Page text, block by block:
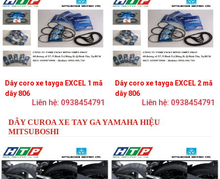
Dây coro xe tayga EXCEL 1 mã
dây 806
Liên hệ: 0938454791
Dây coro xe tayga EXCEL 2 mã
dây 806
Liên hệ: 0938454791
DÂY CUROA XE TAY GA YAMAHA HIỆU
MITSUBOSHI